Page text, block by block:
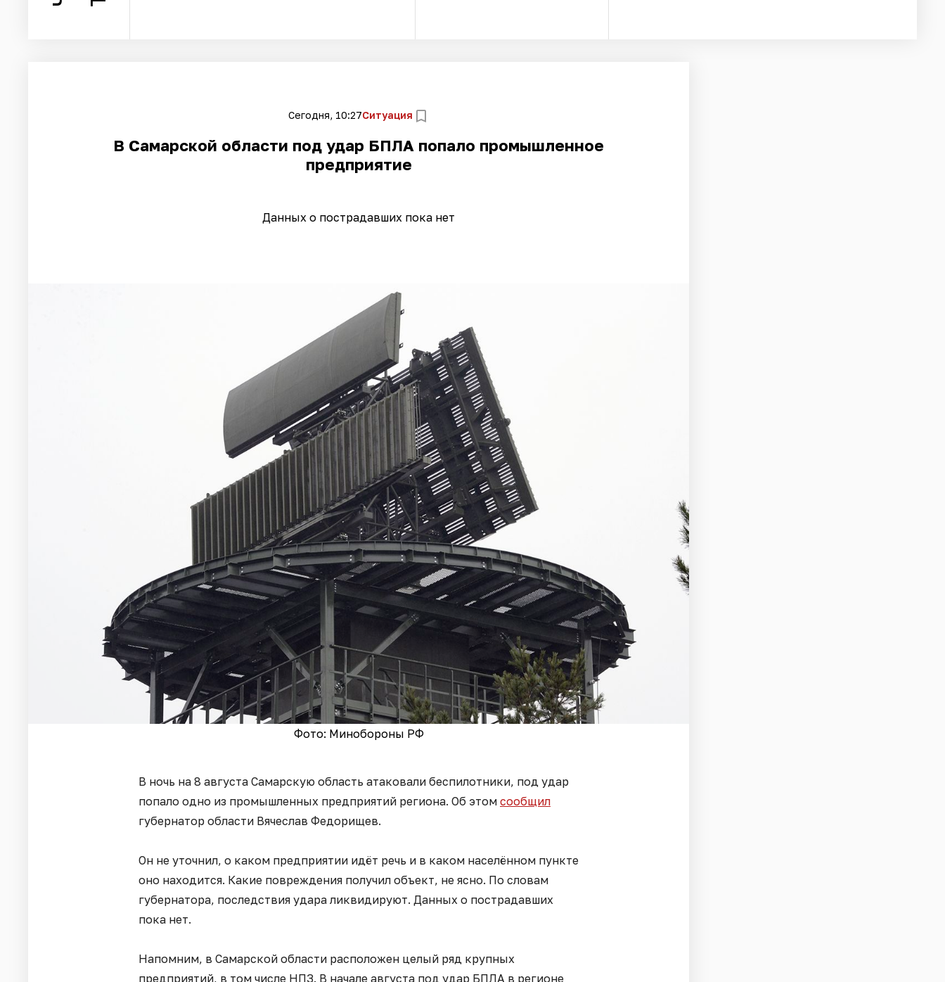
Сегодня, 10:27Ситуация
В Самарской области под удар БПЛА попало промышленное
предприятие
Данных о пострадавших пока нет
Фото: Минобороны РФ
В ночь на 8 августа Самарскую область атаковали беспилотники, под удар
попало одно из промышленных предприятий региона. Об этом сообщил
губернатор области Вячеслав Федорищев.
Он не уточнил, о каком предприятии идёт речь и в каком населённом пункте
оно находится. Какие повреждения получил объект, не ясно. По словам
губернатора, последствия удара ликвидируют. Данных о пострадавших
пока нет.
Напомним, в Самарской области расположен целый ряд крупных
предприятий, в том числе НПЗ. В начале августа под удар БПЛА в регионе